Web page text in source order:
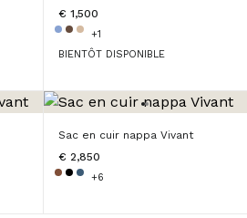
€ 1,500
+1
BIENTÔT DISPONIBLE
Sac en cuir nappa Vivant
€ 2,850
+6